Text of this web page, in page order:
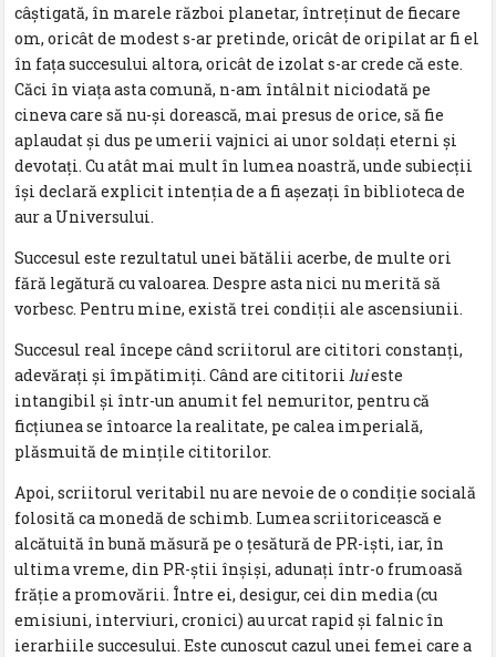
câștigată, în marele război planetar, întreținut de fiecare
om, oricât de modest s-ar pretinde, oricât de oripilat ar fi el
în fața succesului altora, oricât de izolat s-ar crede că este.
Căci în viața asta comună, n-am întâlnit niciodată pe
cineva care să nu-și dorească, mai presus de orice, să fie
aplaudat și dus pe umerii vajnici ai unor soldați eterni și
devotați. Cu atât mai mult în lumea noastră, unde subiecții
își declară explicit intenția de a fi așezați în biblioteca de
aur a Universului.
Succesul este rezultatul unei bătălii acerbe, de multe ori
fără legătură cu valoarea. Despre asta nici nu merită să
vorbesc. Pentru mine, există trei condiții ale ascensiunii.
Succesul real începe când scriitorul are cititori constanți,
adevărați și împătimiți. Când are cititorii luieste
intangibil și într-un anumit fel nemuritor, pentru că
ficțiunea se întoarce la realitate, pe calea imperială,
plăsmuită de mințile cititorilor.
Apoi, scriitorul veritabil nu are nevoie de o condiție socială
folosită ca monedă de schimb. Lumea scriitoricească e
alcătuită în bună măsură pe o țesătură de PR-iști, iar, în
ultima vreme, din PR-știi înșiși, adunați într-o frumoasă
frăție a promovării. Între ei, desigur, cei din media (cu
emisiuni, interviuri, cronici) au urcat rapid și falnic în
ierarhiile succesului. Este cunoscut cazul unei femei care a